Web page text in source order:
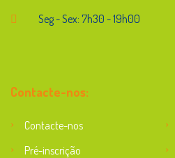
Seg - Sex: 7h30 - 19h00
Contacte-nos:
Contacte-nos
Pré-inscrição